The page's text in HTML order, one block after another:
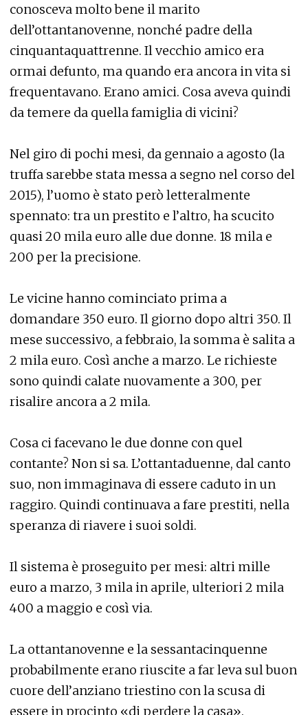
conosceva molto bene il marito
dell’ottantanovenne, nonché padre della
cinquantaquattrenne. Il vecchio amico era
ormai defunto, ma quando era ancora in vita si
frequentavano. Erano amici. Cosa aveva quindi
da temere da quella famiglia di vicini?
Nel giro di pochi mesi, da gennaio a agosto (la
truffa sarebbe stata messa a segno nel corso del
2015), l’uomo è stato però letteralmente
spennato: tra un prestito e l’altro, ha scucito
quasi 20 mila euro alle due donne. 18 mila e
200 per la precisione.
Le vicine hanno cominciato prima a
domandare 350 euro. Il giorno dopo altri 350. Il
mese successivo, a febbraio, la somma è salita a
2 mila euro. Così anche a marzo. Le richieste
sono quindi calate nuovamente a 300, per
risalire ancora a 2 mila.
Cosa ci facevano le due donne con quel
contante? Non si sa. L’ottantaduenne, dal canto
suo, non immaginava di essere caduto in un
raggiro. Quindi continuava a fare prestiti, nella
speranza di riavere i suoi soldi.
Il sistema è proseguito per mesi: altri mille
euro a marzo, 3 mila in aprile, ulteriori 2 mila
400 a maggio e così via.
La ottantanovenne e la sessantacinquenne
probabilmente erano riuscite a far leva sul buon
cuore dell’anziano triestino con la scusa di
essere in procinto «di perdere la casa».